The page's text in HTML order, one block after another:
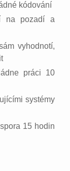
kódování
pozadí a
vyhodnotí,
práci 10
systémy
15 hodin